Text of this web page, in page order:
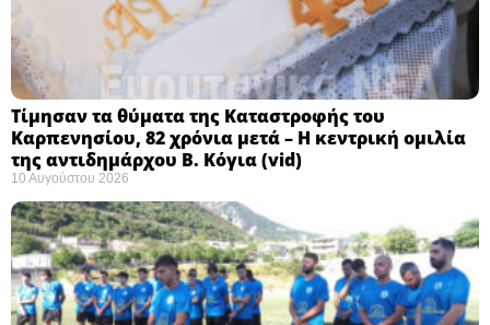
Τίμησαν τα θύματα της Καταστροφής του
Καρπενησίου, 82 χρόνια μετά – Η κεντρική ομιλία
της αντιδημάρχου Β. Κόγια (vid)
10 Αυγούστου 2026